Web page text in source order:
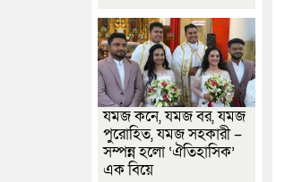
যমজ কনে, যমজ বর, যমজ
পুরোহিত, যমজ সহকারী –
সম্পন্ন হলো ‘ঐতিহাসিক’
এক বিয়ে